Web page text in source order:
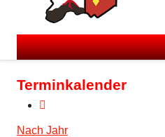
Terminkalender
Nach Jahr